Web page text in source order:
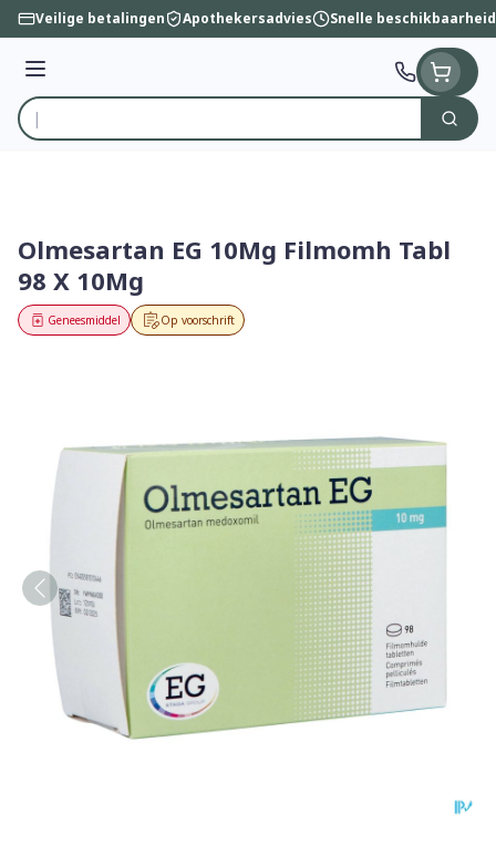
Ga naar de inhoud
Veilige betalingen Apothekersadvies Snelle beschikbaarheid
Menu
Product, merk, categorie...
Zoek
Olmesartan EG 10Mg Filmomh Tabl
98 X 10Mg
Op voorschrift
Geneesmiddel